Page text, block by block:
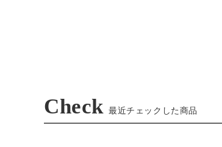
Check 最近チェックした商品